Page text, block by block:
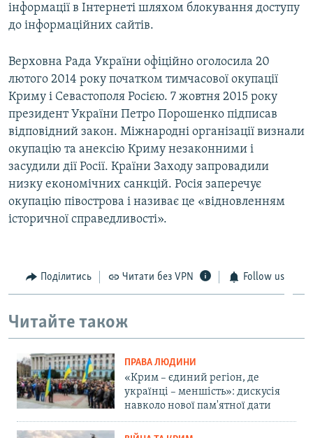
інформації в Інтернеті шляхом блокування доступу
до інформаційних сайтів.
Верховна Рада України офіційно оголосила 20
лютого 2014 року початком тимчасової окупації
Криму і Севастополя Росією. 7 жовтня 2015 року
президент України Петро Порошенко підписав
відповідний закон. Міжнародні організації визнали
окупацію та анексію Криму незаконними і
засудили дії Росії. Країни Заходу запровадили
низку економічних санкцій. Росія заперечує
окупацію півострова і називає це «відновленням
історичної справедливості».
Поділитись Читати без VPN Follow us
Читайте також
ПРАВА ЛЮДИНИ
«Крим – єдиний регіон, де
українці – меншість»: дискусія
навколо нової пам'ятної дати